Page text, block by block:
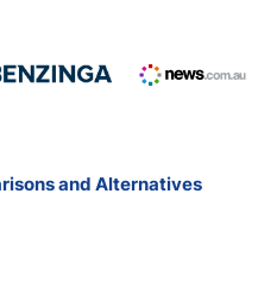
and Alternatives